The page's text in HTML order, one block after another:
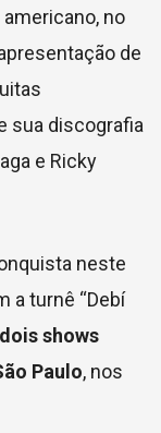
no
de
sua discografia
e Ricky
neste
a turnê “Debí
dois shows
Paulo, nos